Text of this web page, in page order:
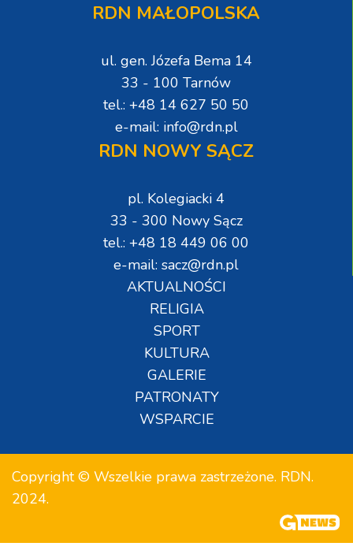
RDN MAŁOPOLSKA
ul. gen. Józefa Bema 14
33 - 100 Tarnów
tel.: +48 14 627 50 50
e-mail: info@rdn.pl
RDN NOWY SĄCZ
pl. Kolegiacki 4
33 - 300 Nowy Sącz
tel.: +48 18 449 06 00
e-mail: sacz@rdn.pl
AKTUALNOŚCI
RELIGIA
SPORT
KULTURA
GALERIE
PATRONATY
WSPARCIE
Copyright © Wszelkie prawa zastrzeżone. RDN.
2024.